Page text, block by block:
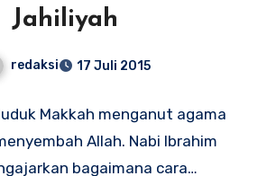
Jahiliyah
redaksi 17 Juli 2015
Makkah menganut agama
Allah. Nabi Ibrahim
bagaimana cara…